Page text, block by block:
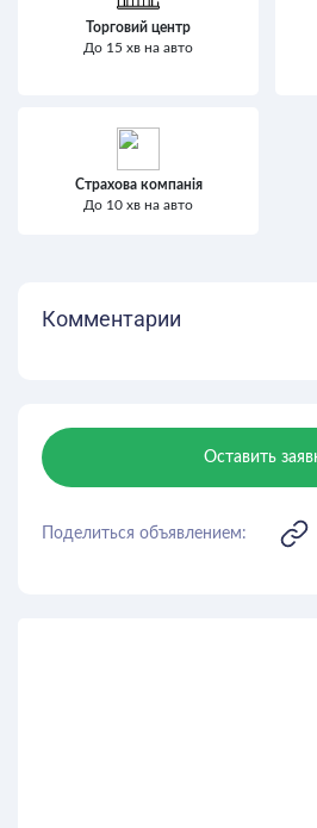
Торговий центр
До 15 хв на авто
Страхова компанія
До 10 хв на авто
Комментарии
Оставить
Поделиться объявлением: